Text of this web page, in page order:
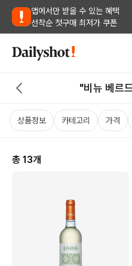
앱에서만 받을 수 있는 혜택
선착순 첫구매 최저가 쿠폰
"비뉴 베르
상품정보 카테고리 가격
총 13개